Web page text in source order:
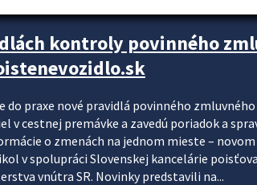
kontroly povinného
do praxe nové pravidlá povinného
cestnej premávke a zavedú poriadok a
o zmenách na jednom mieste –
v spolupráci Slovenskej kancelárie
vnútra SR. Novinky predstavili na...